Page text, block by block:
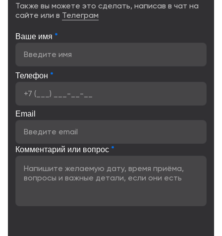
Также вы можете это сделать, написав в чат на
сайте или в Телеграм
Ваше имя *
Телефон *
Email
Комментарий или вопрос *